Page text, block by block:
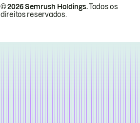
© 2026 Semrush Holdings.Todos os
direitos reservados.